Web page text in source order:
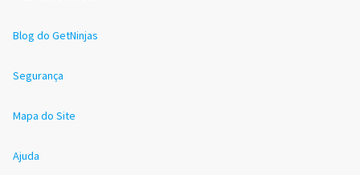
Blog do GetNinjas
Segurança
Mapa do Site
Ajuda